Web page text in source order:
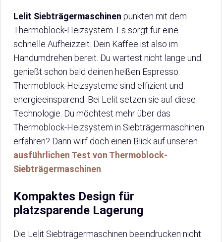
Lelit Siebträgermaschinen punkten mit dem
Thermoblock-Heizsystem. Es sorgt für eine
schnelle Aufheizzeit. Dein Kaffee ist also im
Handumdrehen bereit. Du wartest nicht lange und
genießt schon bald deinen heißen Espresso.
Thermoblock-Heizsysteme sind effizient und
energieeinsparend. Bei Lelit setzen sie auf diese
Technologie. Du möchtest mehr über das
Thermoblock-Heizsystem in Siebträgermaschinen
erfahren? Dann wirf doch einen Blick auf unseren
ausführlichen Test von Thermoblock-
Siebträgermaschinen
Kompaktes Design für
platzsparende Lagerung
Die Lelit Siebträgermaschinen beeindrucken nicht